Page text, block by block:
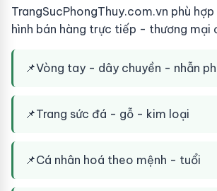
TrangSucPhongThuy.com.vn phù
hình bán hàng trực tiếp - thương mại
📌Vòng tay - dây chuyền - nhẫn
📌Trang sức đá - gỗ - kim loại
📌Cá nhân hoá theo mệnh - tuổi